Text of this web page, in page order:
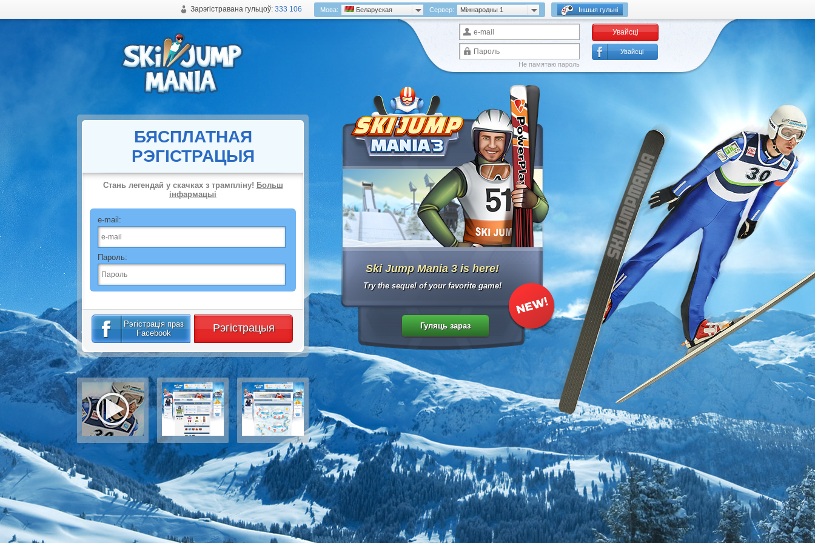
Зарэгістравана гульцоў: 333 106 Мова: Беларуская Сервер: Міжнародны 1 Іншыя гульні
Не памятаю пароль
Увайсці
Увайсці
БЯСПЛАТНАЯ
РЭГІСТРАЦЫЯ
Стань легендай у скачках з трампліну! Больш
інфармацыі
e-mail:
Пароль:
Рэгістрація праз
Facebook
Рэгістрацыя
Ski Jump Mania 3 is here!
Try the sequel of your favorite game!